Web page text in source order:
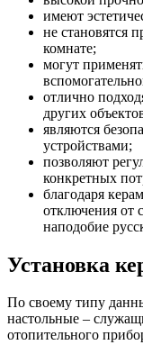
имеют
не становятся
комнате;
могут
отлично
других
являются
устройствами;
позволяют
конкретных
благодаря
отключения от
наподобие
Установка
По своему типу
настольные –
отопительного